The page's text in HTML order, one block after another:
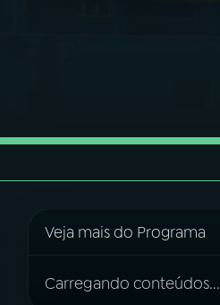
Veja mais do Programa
Carregando conteúdos...